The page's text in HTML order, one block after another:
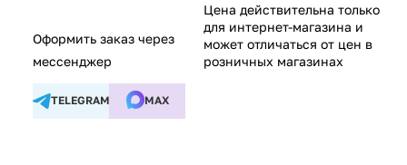
Оформить заказ через
мессенджер
TELEGRAM MAX
Цена действительна только
для интернет-магазина и
может отличаться от цен в
розничных магазинах